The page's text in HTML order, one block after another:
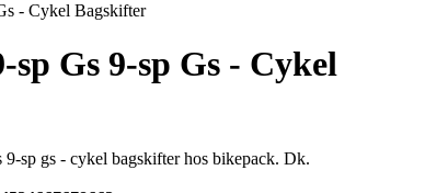
- Cykel Bagskifter
Gs 9-sp Gs - Cykel
sp gs - cykel bagskifter hos bikepack. Dk.